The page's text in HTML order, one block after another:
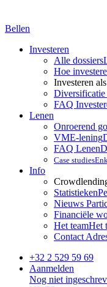
Bellen
Investeren
Alle dossiers
Hoe
Investeren
Diversificatie
FAQ
Lenen
Onroerend
VME-lening
FAQ Lenen
Case studies
Info
Statistieken
Nieuws
Financiële
Het teamHet
Contact
+32 2 529 59 69
Aanmelden
Nog niet